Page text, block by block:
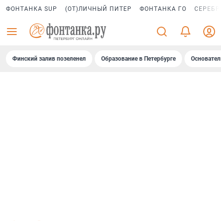
ФОНТАНКА SUP (ОТ)ЛИЧНЫЙ ПИТЕР ФОНТАНКА ГО
Финский залив позеленел Образование в Петербурге